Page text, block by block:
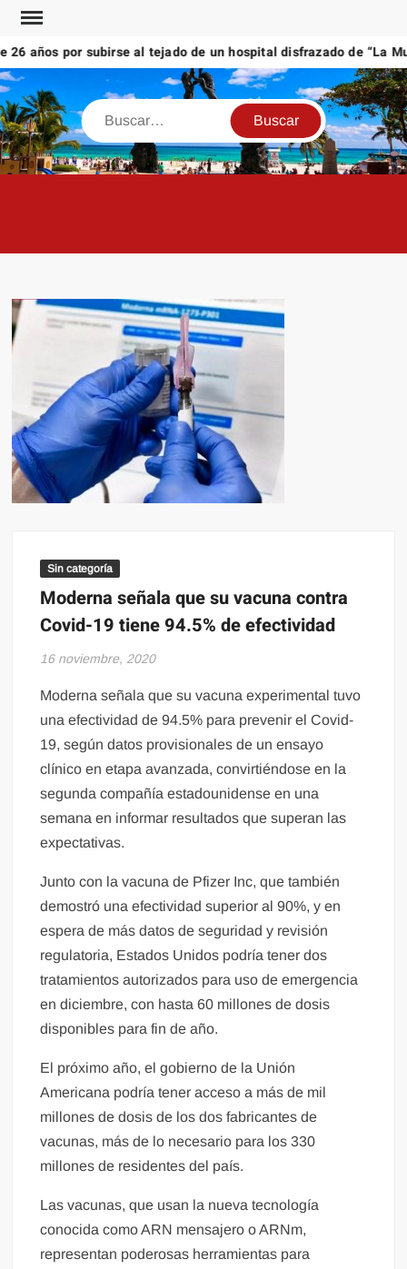
Saltar
contenido
años por subirse al tejado de un hospital disfrazado de “La
Buscar
Sin categoría
Moderna señala que su vacuna contra
Covid-19 tiene 94.5% de efectividad
16 noviembre, 2020
Moderna señala que su vacuna experimental tuvo
una efectividad de 94.5% para prevenir el Covid-
19, según datos provisionales de un ensayo
clínico en etapa avanzada, convirtiéndose en la
segunda compañía estadounidense en una
semana en informar resultados que superan las
expectativas.
Junto con la vacuna de Pfizer Inc, que también
demostró una efectividad superior al 90%, y en
espera de más datos de seguridad y revisión
regulatoria, Estados Unidos podría tener dos
tratamientos autorizados para uso de emergencia
en diciembre, con hasta 60 millones de dosis
disponibles para fin de año.
El próximo año, el gobierno de la Unión
Americana podría tener acceso a más de mil
millones de dosis de los dos fabricantes de
vacunas, más de lo necesario para los 330
millones de residentes del país.
Las vacunas, que usan la nueva tecnología
conocida como ARN mensajero o ARNm,
representan poderosas herramientas para